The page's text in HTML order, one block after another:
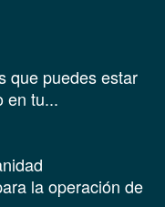
que puedes estar
en tu...
la operación de